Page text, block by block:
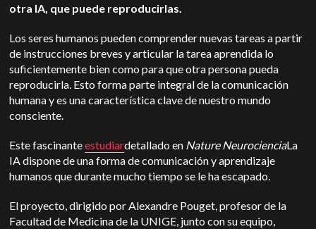
otra IA, que puede reproducirlas.
Los seres humanos pueden comprender nuevas tareas a partir
de instrucciones breves y articular la tarea aprendida lo
suficientemente bien como para que otra persona pueda
reproducirla. Esto forma parte integral de la comunicación
humana y es una característica clave de nuestro mundo
consciente.
Este fascinanteestudiardetallado en Nature NeurocienciaLa
IA dispone de una forma de comunicación y aprendizaje
humanos que durante mucho tiempo se le ha escapado.
El proyecto, dirigido por Alexandre Pouget, profesor de la
Facultad de Medicina de la UNIGE, junto con su equipo,